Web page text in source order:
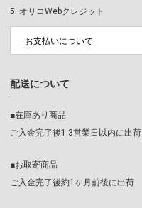
オリコWebクレジット
お支払いについて
配送について
■在庫あり商品
ご入金完了後1-3営業日以内に出荷
■お取寄商品
ご入金完了後約1ヶ月前後に出荷